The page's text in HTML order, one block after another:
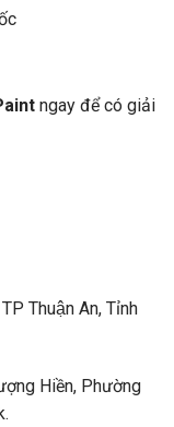
ngay để có giải
Thuận An, Tỉnh
Hiền, Phường